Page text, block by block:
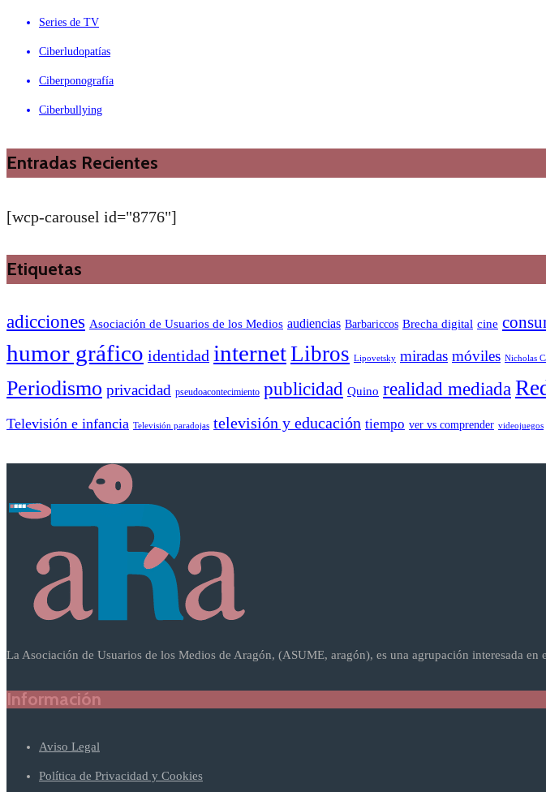
Series de TV
Ciberludopatías
Ciberponografía
Ciberbullying
Entradas Recientes
[wcp-carousel id="8776"]
Etiquetas
adicciones Asociación de Usuarios de los Medios audiencias Barbariccos Brecha digital cine
humor gráfico identidad internetLibros Lipovetsky miradas móviles Nicholas
Periodismo privacidad pseudoacontecimiento publicidad Quino realidad mediada
Televisión e infancia Televisión paradojas televisión y educación tiempo ver vs comprender videojuegos
La Asociación de Usuarios de los Medios de Aragón, (ASUME, aragón), es una agrupación interesada
Información
Aviso Legal
Política de Privacidad y Cookies